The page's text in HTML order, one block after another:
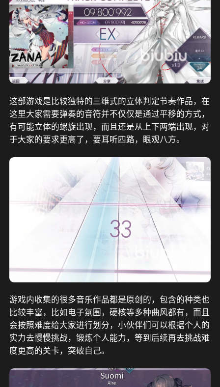
这部游戏是比较独特的三维式的立体判定节奏作品，在
这里大家需要弹奏的音符并不仅仅是通过平移的方式，
有可能立体的螺旋出现，而且还是从上下两端出现，对
于大家的要求更高了，要耳听四路，眼观八方。
游戏内收集的很多音乐作品都是原创的，包含的种类也
比较丰富，比如电子氛围，硬核等多种曲风都有，而且
会按照难度给大家进行划分，小伙伴们可以根据个人的
实力去慢慢挑战，锻炼个人能力，等到后续再去挑战难
度更高的关卡，突破自己。